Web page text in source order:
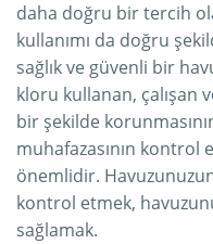
daha doğru bir tercih
kullanımı da doğru
sağlık ve güvenli bir
kloru kullanan, çalışan
bir şekilde
muhafazasının kontrol
önemlidir.
kontrol etmek,
sağlamak.